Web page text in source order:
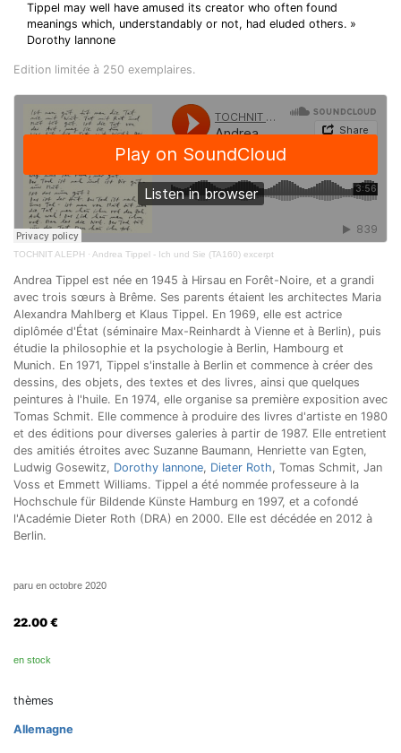
Tippel may well have amused its creator who often found
meanings which, understandably or not, had eluded others. »
Dorothy Iannone
Edition limitée à 250 exemplaires.
TOCHNIT ALEPH · Andrea Tippel - Ich und Sie (TA160) excerpt
Andrea Tippel est née en 1945 à Hirsau en Forêt-Noire, et a grandi
avec trois sœurs à Brême. Ses parents étaient les architectes Maria
Alexandra Mahlberg et Klaus Tippel. En 1969, elle est actrice
diplômée d'État (séminaire Max-Reinhardt à Vienne et à Berlin), puis
étudie la philosophie et la psychologie à Berlin, Hambourg et
Munich. En 1971, Tippel s'installe à Berlin et commence à créer des
dessins, des objets, des textes et des livres, ainsi que quelques
peintures à l'huile. En 1974, elle organise sa première exposition avec
Tomas Schmit. Elle commence à produire des livres d'artiste en 1980
et des éditions pour diverses galeries à partir de 1987. Elle entretient
des amitiés étroites avec Suzanne Baumann, Henriette van Egten,
Ludwig Gosewitz, Dorothy Iannone, Dieter Roth, Tomas Schmit, Jan
Voss et Emmett Williams. Tippel a été nommée professeure à la
Hochschule für Bildende Künste Hamburg en 1997, et a cofondé
l'Académie Dieter Roth (DRA) en 2000. Elle est décédée en 2012 à
Berlin.
paru en octobre 2020
22.00 €
en stock
thèmes
Allemagne